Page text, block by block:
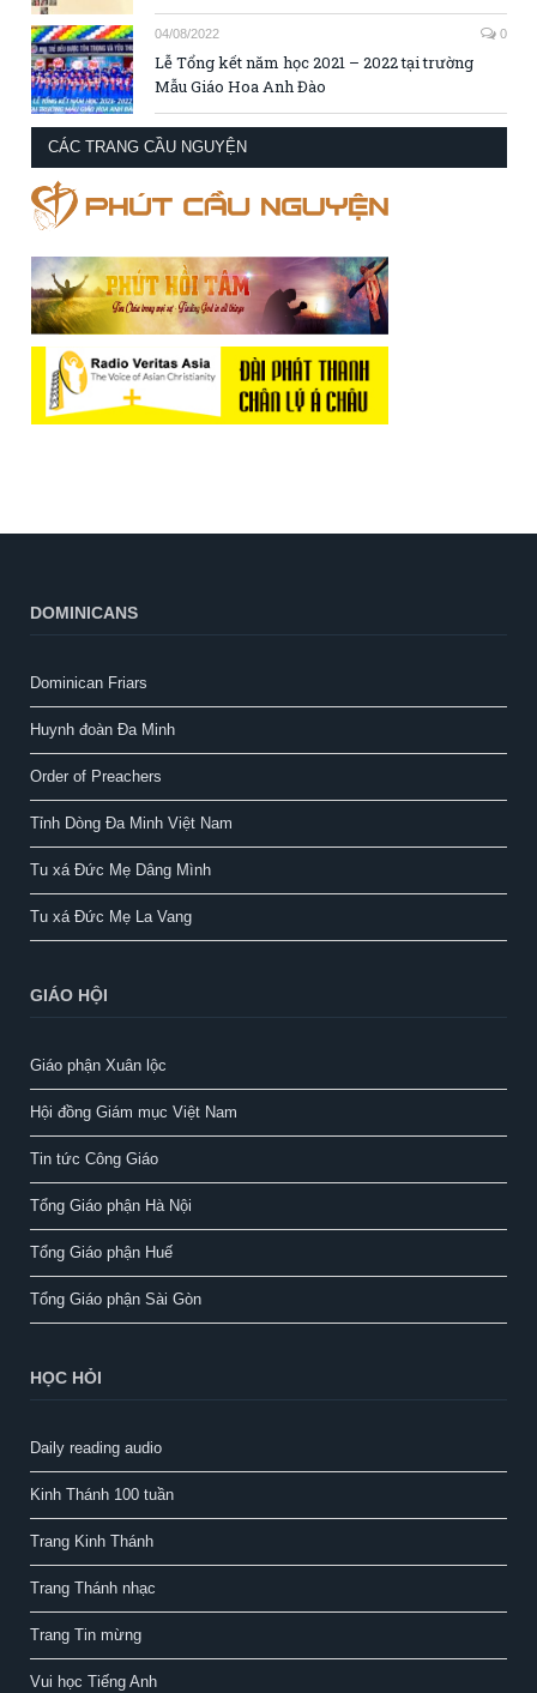
04/08/2022 0
Lễ Tổng kết năm học 2021 – 2022 tại trường
Mẫu Giáo Hoa Anh Đào
CÁC TRANG CẦU NGUYỆN
DOMINICANS
Dominican Friars
Huynh đoàn Đa Minh
Order of Preachers
Tỉnh Dòng Đa Minh Việt Nam
Tu xá Đức Mẹ Dâng Mình
Tu xá Đức Mẹ La Vang
GIÁO HỘI
Giáo phận Xuân lộc
Hội đồng Giám mục Việt Nam
Tin tức Công Giáo
Tổng Giáo phận Hà Nội
Tổng Giáo phận Huế
Tổng Giáo phận Sài Gòn
HỌC HỎI
Daily reading audio
Kinh Thánh 100 tuần
Trang Kinh Thánh
Trang Thánh nhạc
Trang Tin mừng
Vui học Tiếng Anh